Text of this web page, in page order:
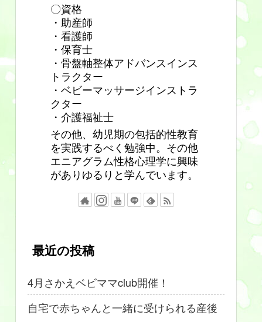
〇資格
・助産師
・看護師
・保育士
・骨盤軸整体アドバンスインス
トラクター
・ベビーマッサージインストラ
クター
・介護福祉士
その他、幼児期の包括的性教育
を実践するべく勉強中。その他
エニアグラム性格心理学に興味
がありゆるりと学んでいます。
最近の投稿
4月さかえベビママclub開催！
自宅で赤ちゃんと一緒に受けられる産後